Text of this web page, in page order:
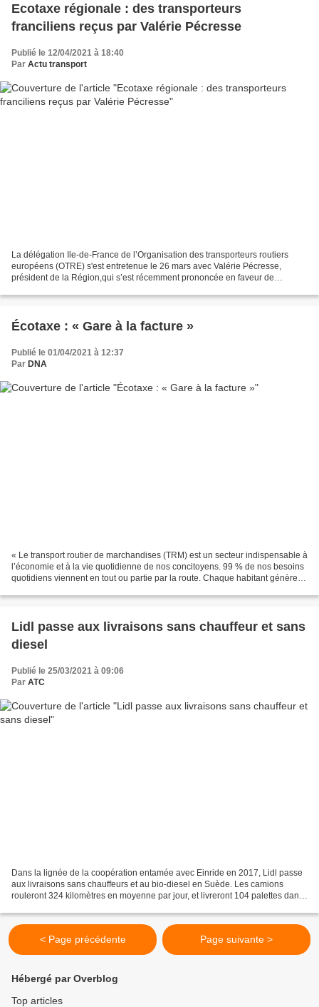
Ecotaxe régionale : des transporteurs
franciliens reçus par Valérie Pécresse
Publié le 12/04/2021 à 18:40
Par Actu transport
La délégation Ile-de-France de l’Organisation des transporteurs routiers
européens (OTRE) s'est entretenue le 26 mars avec Valérie Pécresse,
président de la Région,qui s’est récemment prononcée en faveur de
Écotaxe : « Gare à la facture »
Publié le 01/04/2021 à 12:37
Par DNA
« Le transport routier de marchandises (TRM) est un secteur indispensable à
l’économie et à la vie quotidienne de nos concitoyens. 99 % de nos besoins
quotidiens viennent en tout ou partie par la route. Chaque habitant génère
Lidl passe aux livraisons sans chauffeur et sans
diesel
Publié le 25/03/2021 à 09:06
Par ATC
Dans la lignée de la coopération entamée avec Einride en 2017, Lidl passe
aux livraisons sans chauffeurs et au bio-diesel en Suède. Les camions
rouleront 324 kilomètres en moyenne par jour, et livreront 104 palettes dans
< Page précédente Page suivante >
Hébergé par Overblog
Top articles